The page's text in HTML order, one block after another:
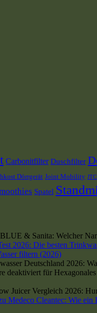
Carbonitfilter Duschfilter
Dörrgerät Joint Mobility
Spatel
& Sanita: Welcher
2026: Die besten
filtern (2026)
Deutschland 2026:
deaktiviert für
Juicer Vergleich 2026:
Medeco Cleantec: Wie ein